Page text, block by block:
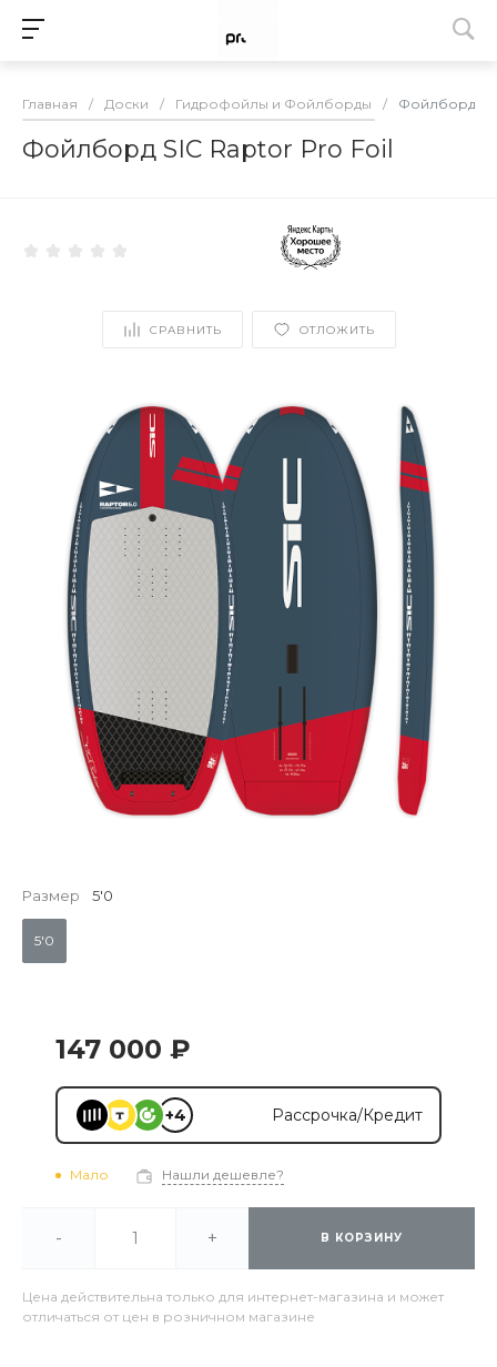
Главная / Доски / Гидрофойлы и Фойлборды / Фойлборд
Фойлборд SIC Raptor Pro Foil
СРАВНИТЬ ОТЛОЖИТЬ
Размер 5'0
5'0
147 000 ₽
+4 Рассрочка/Кредит
Мало Нашли дешевле?
- + В КОРЗИНУ
Цена действительна только для интернет-магазина и может
отличаться от цен в розничном магазине